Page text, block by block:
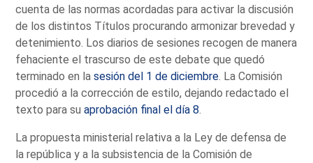
cuenta de las normas acordadas para activar la discusión
de los distintos Títulos procurando armonizar brevedad y
detenimiento. Los diarios de sesiones recogen de manera
fehaciente el trascurso de este debate que quedó
terminado en lasesión del 1 de diciembre . La Comisión
procedió a la corrección de estilo, dejando redactado el
texto para suaprobación final el día 8
La propuesta ministerial relativa a la Ley de defensa de
la república y a la subsistencia de la Comisión de